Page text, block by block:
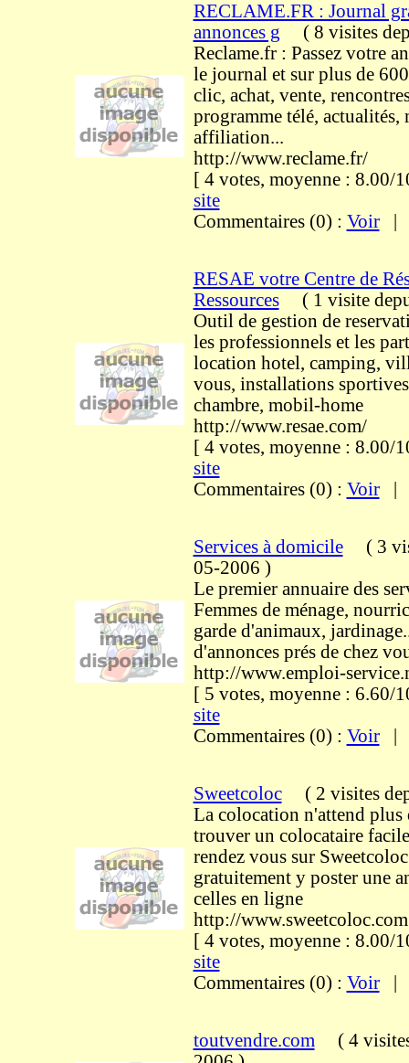
RECLAME.FR : Journal
annonces g (8 visites
Reclame.fr : Passez votre
le journal et sur plus de
clic, achat, vente,
programme télé, actualités,
affiliation...
http://www.reclame.fr/
[ 4 votes, moyenne :
site
Commentaires (0) : Voir
RESAE votre Centre de
Ressources(1 visite
Outil de gestion de
les professionnels et les
location hotel, camping,
vous, installations
chambre, mobil-home
http://www.resae.com/
[ 4 votes, moyenne :
site
Commentaires (0) : Voir
Services à domicile(3
05-2006 )
Le premier annuaire des
Femmes de ménage,
garde d'animaux,
d'annonces prés de chez
http://www.emploi-
[ 5 votes, moyenne :
site
Commentaires (0) : Voir
Sweetcoloc(2 visites
La colocation n'attend plus
trouver un colocataire
rendez vous sur
gratuitement y poster une
celles en ligne
http://www.sweetcoloc.com
[ 4 votes, moyenne :
site
Commentaires (0) : Voir
toutvendre.com (4